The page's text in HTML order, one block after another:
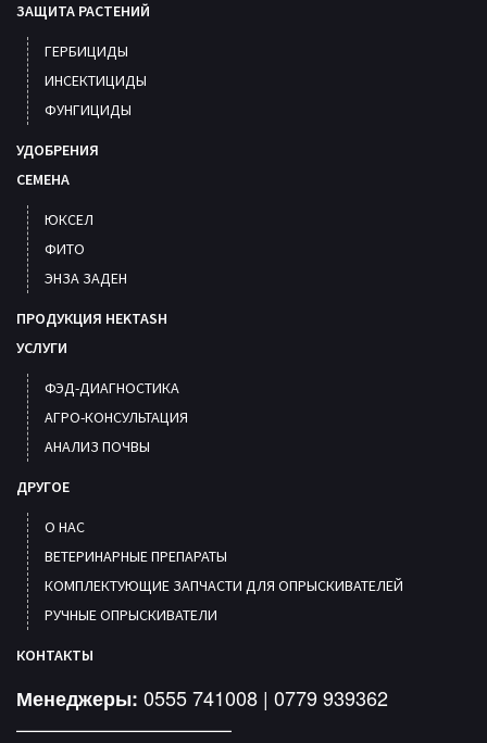
ЗАЩИТА РАСТЕНИЙ
ГЕРБИЦИДЫ
ИНСЕКТИЦИДЫ
ФУНГИЦИДЫ
УДОБРЕНИЯ
СЕМЕНА
ЮКСЕЛ
ФИТО
ЭНЗА ЗАДЕН
ПРОДУКЦИЯ HEKTASH
УСЛУГИ
ФЭД-ДИАГНОСТИКА
АГРО-КОНСУЛЬТАЦИЯ
АНАЛИЗ ПОЧВЫ
ДРУГОЕ
О НАС
ВЕТЕРИНАРНЫЕ ПРЕПАРАТЫ
КОМПЛЕКТУЮЩИЕ ЗАПЧАСТИ ДЛЯ ОПРЫСКИВАТЕЛЕЙ
РУЧНЫЕ ОПРЫСКИВАТЕЛИ
КОНТАКТЫ
Менеджеры: 0555 741008 | 0779 939362
———————————